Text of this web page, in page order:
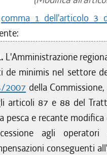
comma 1 dell'articolo 3
L'Amministrazione
de minimis nel settore
2007 della
articoli 87 e 88 del
pesca e recante modifica
agli
conseguenti